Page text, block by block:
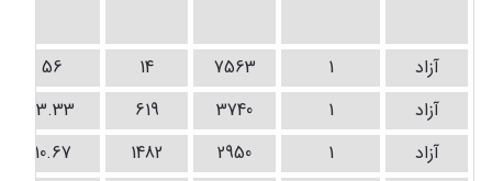
آزاد 1
7563
14
56
آزاد
1
3740
619
13.33
آزاد
1
2950
1482
10.67